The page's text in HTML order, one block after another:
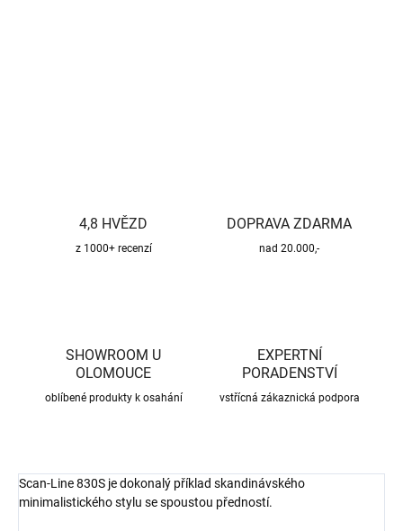
4,8 HVĚZD
z 1000+ recenzí
DOPRAVA ZDARMA
nad 20.000,-
SHOWROOM U
OLOMOUCE
oblíbené produkty k osahání
EXPERTNÍ
PORADENSTVÍ
vstřícná zákaznická podpora
Scan-Line 830S je dokonalý příklad skandinávského
minimalistického stylu se spoustou předností.